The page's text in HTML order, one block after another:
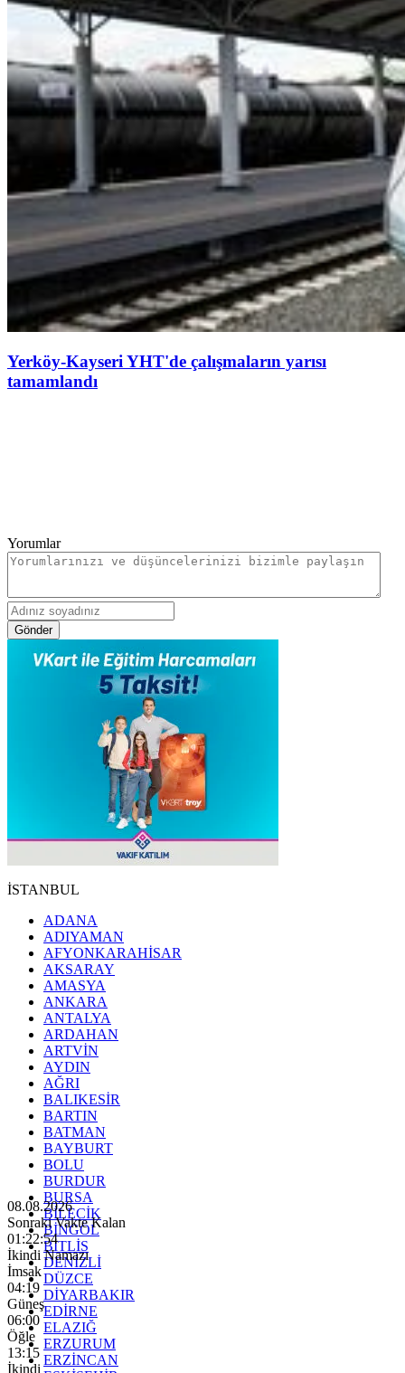
Yerköy-Kayseri YHT'de çalışmaların yarısı
tamamlandı
Yorumlar
Gönder
İSTANBUL
ADANA
ADIYAMAN
AFYONKARAHİSAR
AKSARAY
AMASYA
ANKARA
ANTALYA
ARDAHAN
ARTVİN
AYDIN
AĞRI
BALIKESİR
BARTIN
BATMAN
BAYBURT
BOLU
BURDUR
BURSA
BİLECİK
BİNGÖL
BİTLİS
DENİZLİ
DÜZCE
DİYARBAKIR
EDİRNE
ELAZIĞ
ERZURUM
ERZİNCAN
08.08.2026
Sonraki Vakte Kalan
01:22:53
İkindi Namazı
İmsak
04:19
Güneş
06:00
Öğle
13:15
İkindi